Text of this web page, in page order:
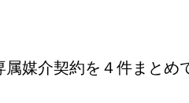
媒介契約を４件まとめ